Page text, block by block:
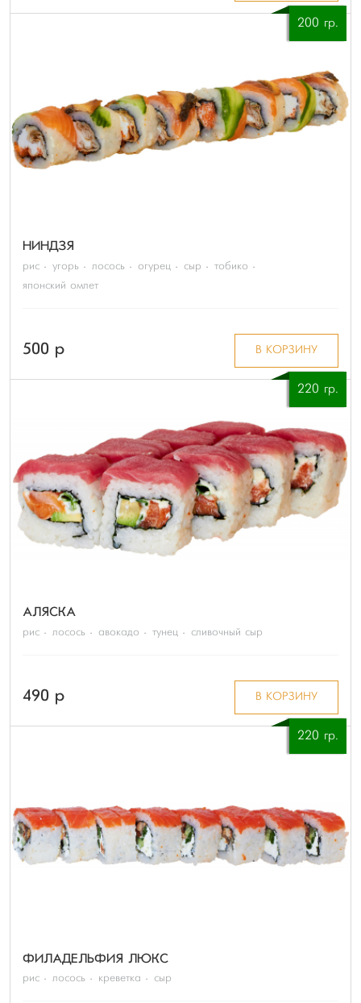
200 гр.
НИНДЗЯ
рис угорь лосось огурец сыр
тобико
японский омлет
500 p В КОРЗИНУ
220 гр.
АЛЯСКА
рис лосось авокадо тунец сливочный сыр
490 p В КОРЗИНУ
220 гр.
ФИЛАДЕЛЬФИЯ ЛЮКС
рис лосось креветка сыр